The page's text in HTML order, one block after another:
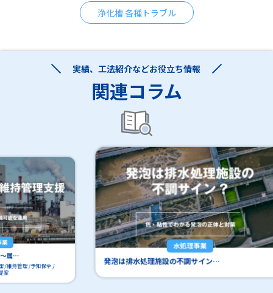
浄化槽 各種トラブル
実績、工法紹介などお役立ち情報
関連コラム
水処理事業
発泡は排水処理施設の不調サイン…